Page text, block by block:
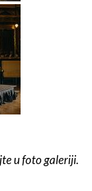
u foto galeriji.